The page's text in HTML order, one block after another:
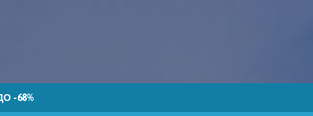
-68%